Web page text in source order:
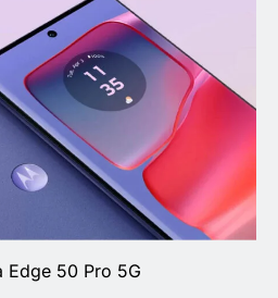
Edge 50 Pro 5G